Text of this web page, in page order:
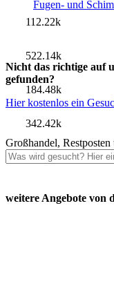
Fugen- und
Nicht das richtige auf
gefunden?
Hier kostenlos ein
Großhandel, Restposten
weitere Angebote von
112.22k
522.14k
184.48k
342.42k